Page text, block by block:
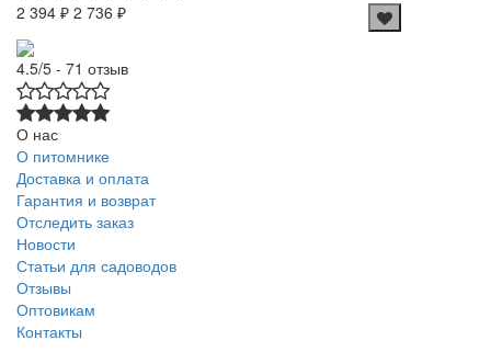
2 394 ₽ 2 736 ₽
4.5/5 - 71 отзыв
О нас
О питомнике
Доставка и оплата
Гарантия и возврат
Отследить заказ
Новости
Статьи для садоводов
Отзывы
Оптовикам
Контакты